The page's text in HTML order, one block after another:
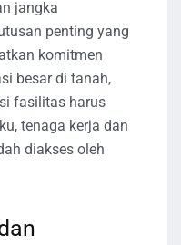
jangka
penting yang
komitmen
besar di tanah,
fasilitas harus
tenaga kerja dan
diakses oleh